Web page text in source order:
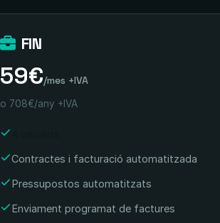
FIN
59€/mes +IVA
o 708€/any +IVA
Contractes i facturació automatitzada
Pressupostos automatitzats
Enviament programat de factures